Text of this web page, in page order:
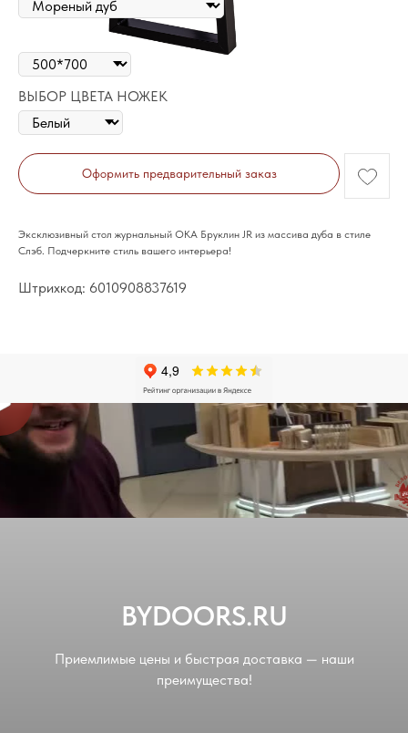
ВЫБОР РАЗМЕРА
ВЫБОР ЦВЕТА НОЖЕК
Оформить предварительный заказ
Эксклюзивный стол журнальный ОКА Бруклин JR из массива дуба в стиле
Слэб. Подчеркните стиль вашего интерьера!
Штрихкод: 6010908837619
BYDOORS.RU
Приемлимые цены и быстрая доставка — наши
преимущества!